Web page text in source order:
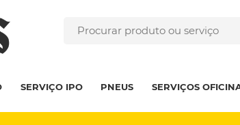
SERVIÇO IPO PNEUS SERVIÇOS